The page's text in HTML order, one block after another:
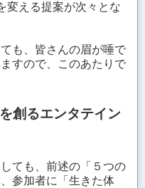
変える提案が次々とな
も、皆さんの眉が唾で
すので、このあたりで
創るエンタテイン
ても、前述の「５つの
参加者に「生きた体